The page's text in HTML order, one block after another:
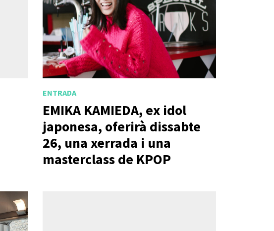
ENTRADA
EMIKA KAMIEDA, ex idol
japonesa, oferirà dissabte
26, una xerrada i una
masterclass de KPOP